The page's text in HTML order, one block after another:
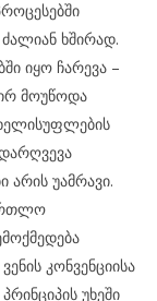
ხშირად.
იყო ჩარევა –
მოუწოდა
დარღვევა
უამრავი.
კონვენციისა
უხეში